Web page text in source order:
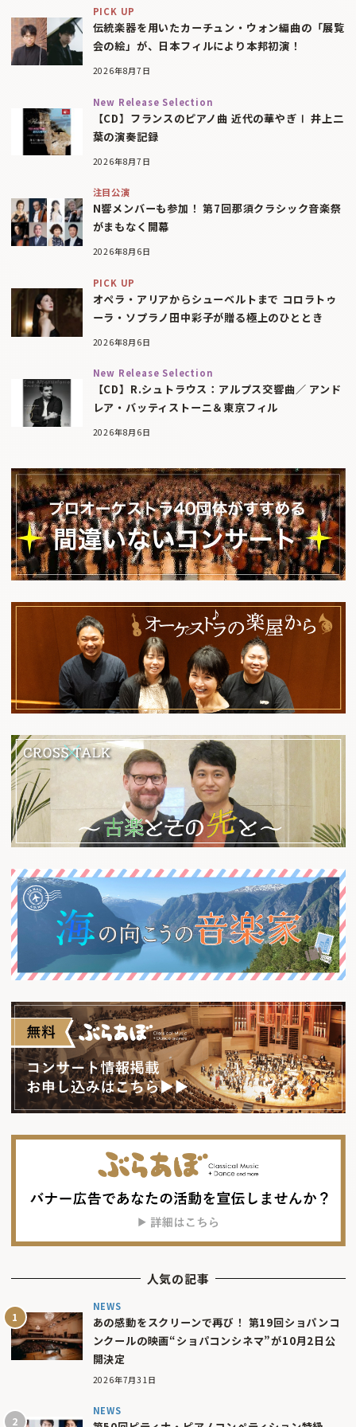
PICK UP
伝統楽器を用いたカーチュン・ウォン編曲の「展覧
会の絵」が、日本フィルにより本邦初演！
2026年8月7日
New Release Selection
【CD】フランスのピアノ曲 近代の華やぎⅠ 井上二
葉の演奏記録
2026年8月7日
注目公演
N響メンバーも参加！ 第7回那須クラシック音楽祭
がまもなく開幕
2026年8月6日
PICK UP
オペラ・アリアからシューベルトまで コロラトゥ
ーラ・ソプラノ田中彩子が贈る極上のひととき
2026年8月6日
New Release Selection
【CD】R.シュトラウス：アルプス交響曲／ アンド
レア・バッティストーニ＆東京フィル
2026年8月6日
人気の記事
NEWS
あの感動をスクリーンで再び！ 第19回ショパンコ
ンクールの映画“ショパコンシネマ”が10月2日公
開決定
2026年7月31日
NEWS